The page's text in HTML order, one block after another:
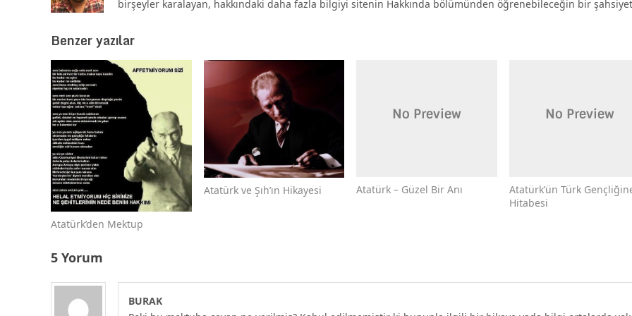
birşeyler karalayan, hakkındaki daha fazla bilgiyi sitenin Hakkında bölümünden öğrenebileceğin bir
Benzer yazılar
Atatürk’den Mektup
Atatürk ve Şıh’ın Hikayesi Atatürk – Güzel Bir Anı
Atatürk’ün Türk
Hitabesi
5 Yorum
BURAK